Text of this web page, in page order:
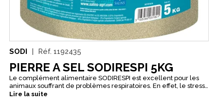
SODI Réf. 1192435
PIERRE A SEL SODIRESPI 5KG
Le complément alimentaire SODIRESPI est excellent pour les
animaux souffrant de problèmes respiratoires. En effet, le stress,
les gaz ou encore les pressisn virales et bactériennes sont
Lire la suite